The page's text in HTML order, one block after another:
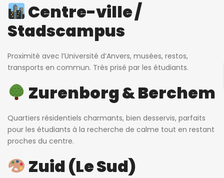
Centre-ville /
Stadscampus
Proximité avec l’Université d’Anvers, musées, restos,
transports en commun. Très prisé par les étudiants.
Zurenborg & Berchem
Quartiers résidentiels charmants, bien desservis, parfaits
pour les étudiants à la recherche de calme tout en restant
proches du centre.
Zuid (Le Sud)